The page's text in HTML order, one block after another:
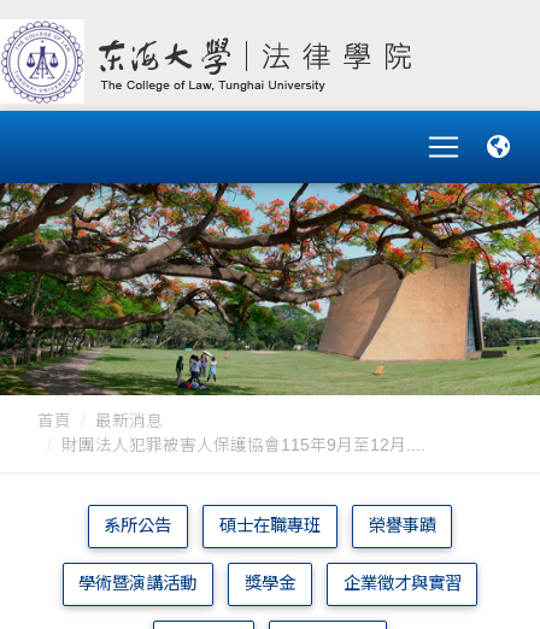
首頁
最新消息
財團法人犯罪被害人保護協會115年9月至12月....
系所公告 碩士在職專班 榮譽事蹟
學術暨演講活動 獎學金 企業徵才與實習